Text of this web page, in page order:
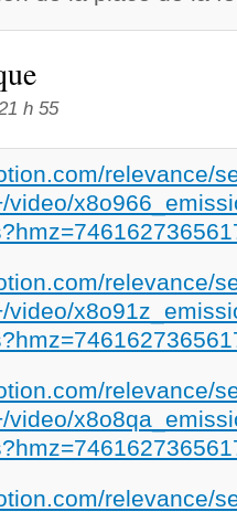
h 55
relevance/
video/
relevance/
video/
relevance/
video/
relevance/